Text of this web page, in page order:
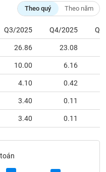
Theo quý Theo năm
Q3/2025 Q4/2025
26.86 23.08
10.00 6.16
4.10 0.42
3.40 0.11
3.40 0.11